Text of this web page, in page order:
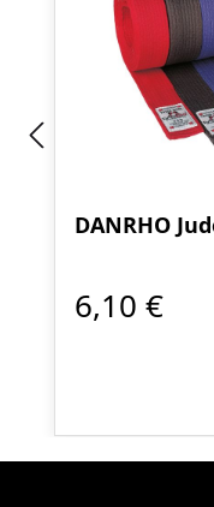
DANRHO
6,10 €